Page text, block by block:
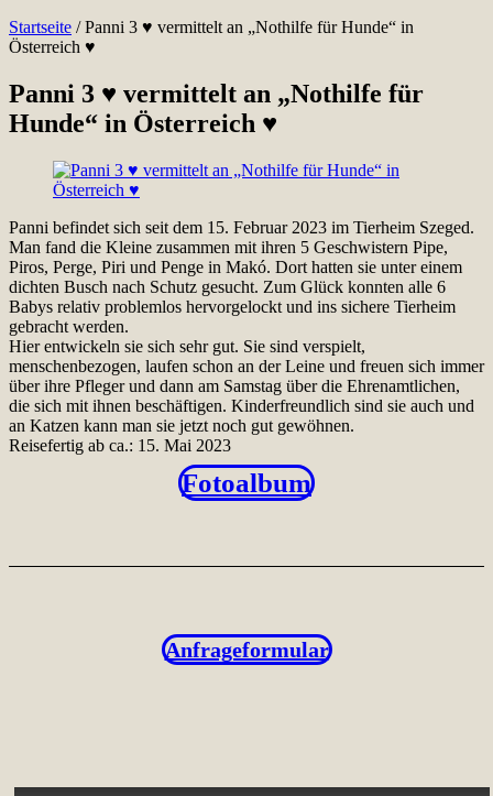
Startseite /Panni 3 ♥ vermittelt an „Nothilfe für Hunde“ in
Österreich ♥
Panni 3 ♥ vermittelt an „Nothilfe für
Hunde“ in Österreich ♥
Panni befindet sich seit dem 15. Februar 2023 im Tierheim Szeged.
Man fand die Kleine zusammen mit ihren 5 Geschwistern Pipe,
Piros, Perge, Piri und Penge in Makó. Dort hatten sie unter einem
dichten Busch nach Schutz gesucht. Zum Glück konnten alle 6
Babys relativ problemlos hervorgelockt und ins sichere Tierheim
gebracht werden.
Hier entwickeln sie sich sehr gut. Sie sind verspielt,
menschenbezogen, laufen schon an der Leine und freuen sich immer
über ihre Pfleger und dann am Samstag über die Ehrenamtlichen,
die sich mit ihnen beschäftigen. Kinderfreundlich sind sie auch und
an Katzen kann man sie jetzt noch gut gewöhnen.
Reisefertig ab ca.: 15. Mai 2023
Fotoalbum
Anfrageformular